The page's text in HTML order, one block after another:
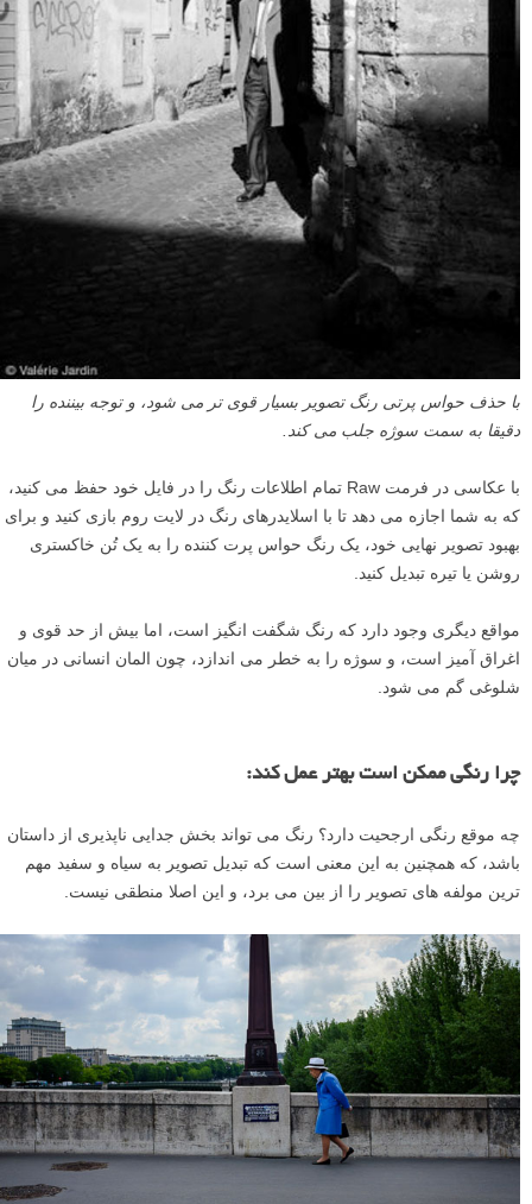
با حذف حواس پرتی رنگ تصویر بسیار قوی تر می شود، و توجه بیننده را
دقیقا به سمت سوژه جلب می کند.
با عکاسی در فرمت Raw تمام اطلاعات رنگ را در فایل خود حفظ می کنید،
که به شما اجازه می دهد تا با اسلایدرهای رنگ در لایت روم بازی کنید و برای
بهبود تصویر نهایی خود، یک رنگ حواس پرت کننده را به یک تُن خاکستری
روشن یا تیره تبدیل کنید.
مواقع دیگری وجود دارد که رنگ شگفت انگیز است، اما بیش از حد قوی و
اغراق آمیز است، و سوژه را به خطر می اندازد، چون المان انسانی در میان
شلوغی گم می شود.
چرا رنگی ممکن است بهتر عمل کند:
چه موقع رنگی ارجحیت دارد؟ رنگ می تواند بخش جدایی ناپذیری از داستان
باشد، که همچنین به این معنی است که تبدیل تصویر به سیاه و سفید مهم
ترین مولفه های تصویر را از بین می برد، و این اصلا منطقی نیست.